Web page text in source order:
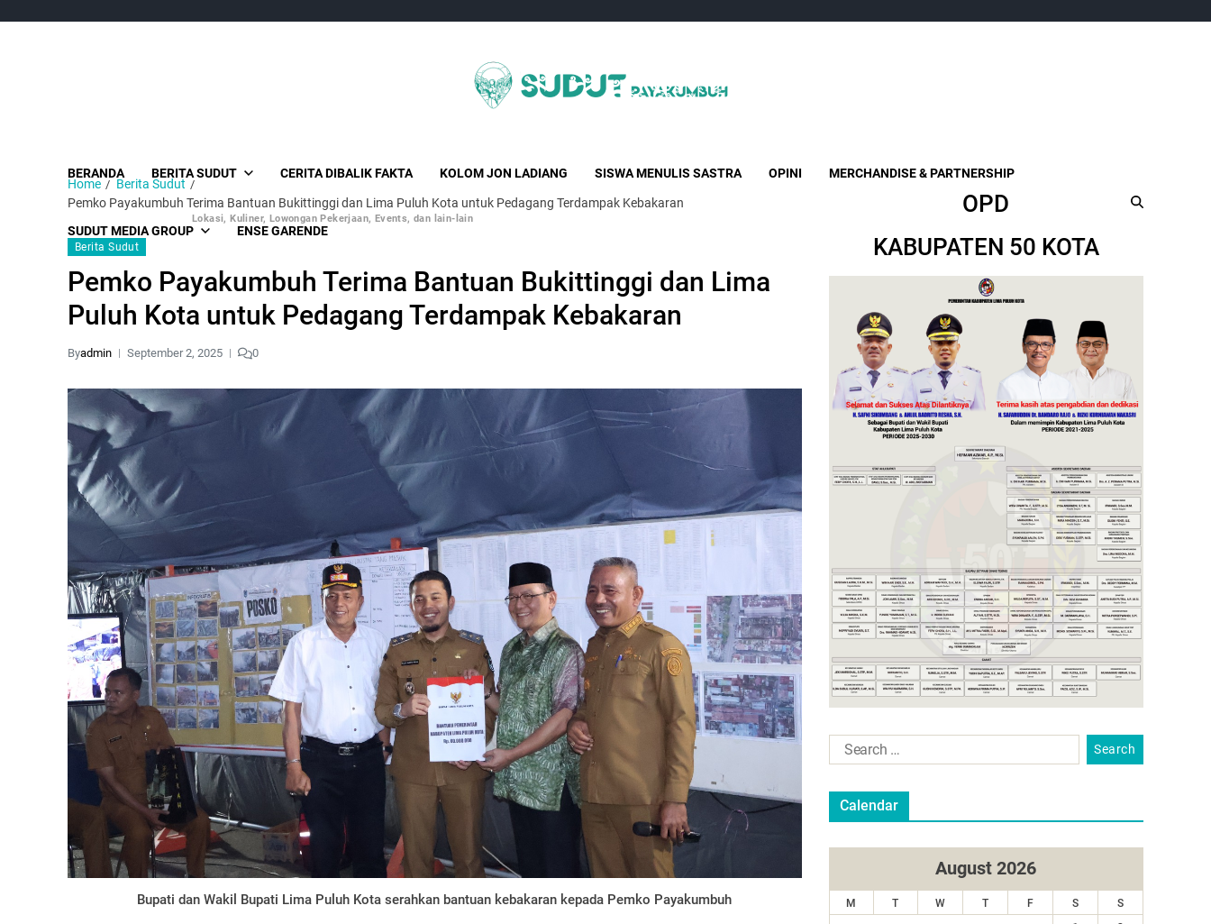
BERANDA BERITA SUDUT CERITA DIBALIK FAKTA KOLOM JON LADIANG SISWA MENULIS SASTRA OPINI MERCHANDISE & PARTNERSHIP
SUDUT MEDIA GROUP
Lokasi, Kuliner, Lowongan Pekerjaan, Events, dan lain-lain
ENSE GARENDE
Home
Berita Sudut
Pemko Payakumbuh Terima Bantuan Bukittinggi dan Lima Puluh Kota untuk Pedagang Terdampak Kebakaran
Berita Sudut
Pemko Payakumbuh Terima Bantuan Bukittinggi dan Lima
Puluh Kota untuk Pedagang Terdampak Kebakaran
Byadmin September 2, 2025 0
Bupati dan Wakil Bupati Lima Puluh Kota serahkan bantuan kebakaran kepada Pemko Payakumbuh
OPD
KABUPATEN 50 KOTA
Calendar
August 2026
M T W T F S
S